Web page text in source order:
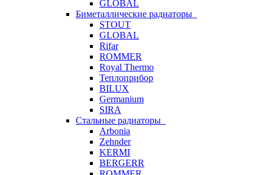
GLOBAL
Биметаллические радиаторы
STOUT
GLOBAL
Rifar
ROMMER
Royal Thermo
Теплоприбор
BILUX
Germanium
SIRA
Стальные радиаторы
Arbonia
Zehnder
KERMI
BERGERR